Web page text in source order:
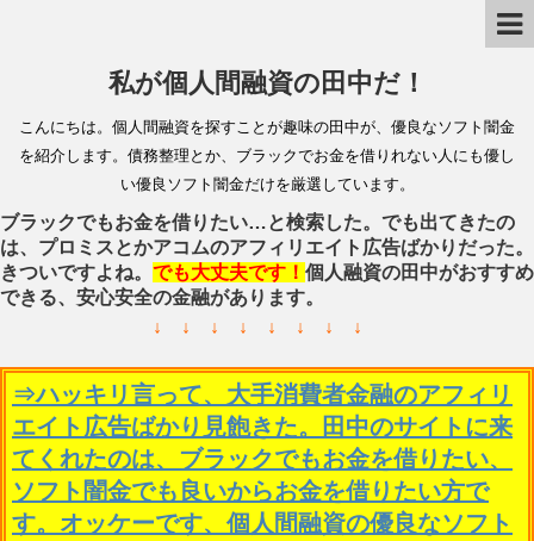
私が個人間融資の田中だ！
こんにちは。個人間融資を探すことが趣味の田中が、優良なソフト闇金
を紹介します。債務整理とか、ブラックでお金を借りれない人にも優し
い優良ソフト闇金だけを厳選しています。
ブラックでもお金を借りたい…と検索した。でも出てきたの
は、プロミスとかアコムのアフィリエイト広告ばかりだった。
きついですよね。 でも大丈夫です！ 個人融資の田中がおすすめ
できる、安心安全の金融があります。
↓ ↓ ↓ ↓ ↓ ↓ ↓ ↓
⇒ハッキリ言って、大手消費者金融のアフィリ
エイト広告ばかり見飽きた。田中のサイトに来
てくれたのは、ブラックでもお金を借りたい、
ソフト闇金でも良いからお金を借りたい方で
す。オッケーです、個人間融資の優良なソフト